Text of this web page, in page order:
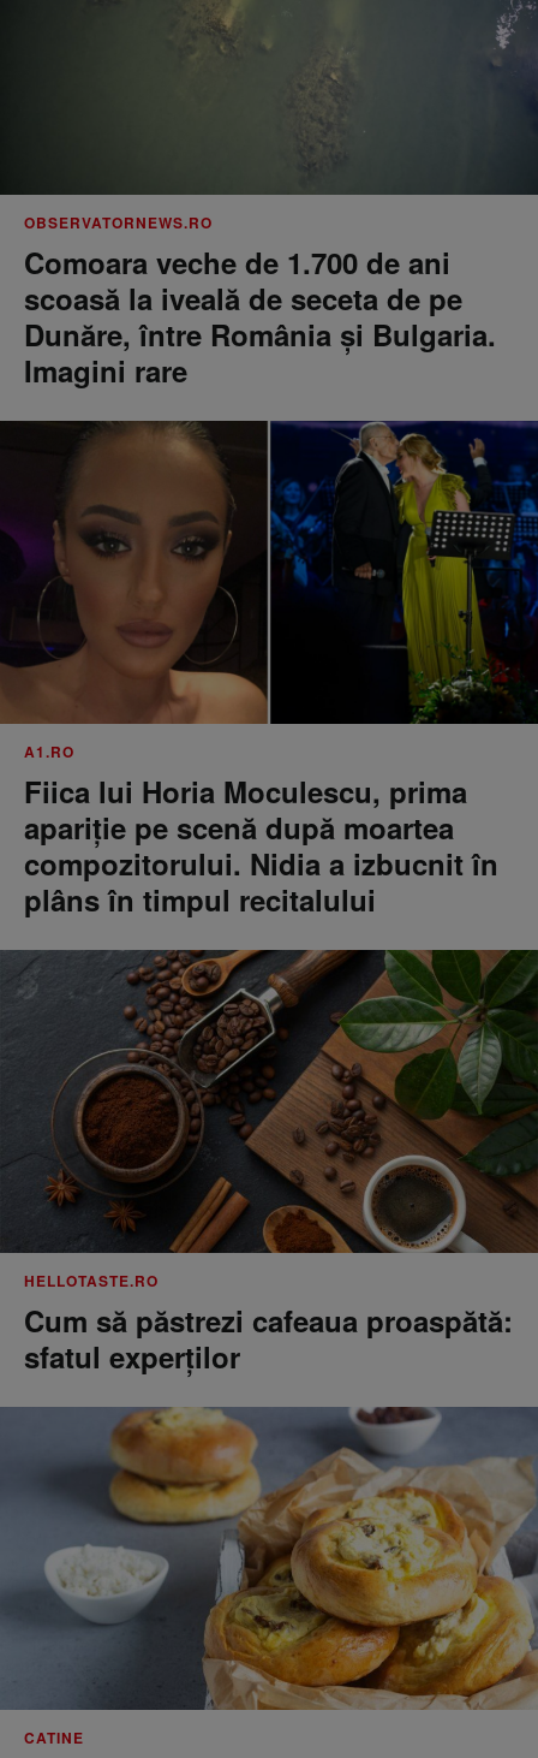
OBSERVATORNEWS.RO
Comoara veche de 1.700 de ani
scoasă la iveală de seceta de pe
Dunăre, între România şi Bulgaria.
Imagini rare
A1.RO
Fiica lui Horia Moculescu, prima
apariție pe scenă după moartea
compozitorului. Nidia a izbucnit în
plâns în timpul recitalului
HELLOTASTE.RO
Cum să păstrezi cafeaua proaspătă:
sfatul experților
CATINE